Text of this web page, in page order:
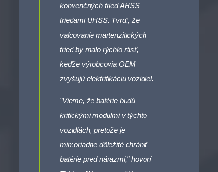
konvenčných tried AHSS
triedami UHSS. Tvrdí, že
valcovanie martenzitických
tried by malo rýchlo rásť,
keďže výrobcovia OEM
zvyšujú elektrifikáciu vozidiel.
"Vieme, že batérie budú
kritickými modulmi v týchto
vozidlách, pretože je
mimoriadne dôležité chrániť
batérie pred nárazmi," hovorí